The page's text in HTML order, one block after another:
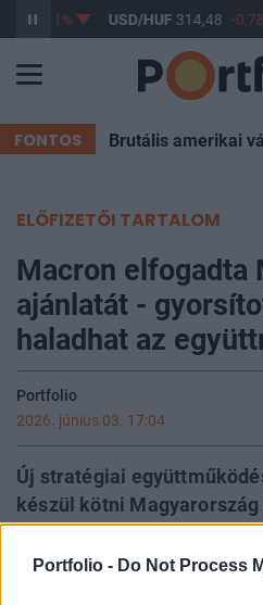
Portfolio - Do Not Process
-0,51% USD/HUF 314,48 -
FONTOS
ELŐFIZETŐI TARTALOM
Macron elfogadta
ajánlatát -
haladhat az
Portfolio
2026. június 03. 17:04
Új stratégiai
készül kötni
amelyet a tervek szerint
nemzeti ünnep előtt